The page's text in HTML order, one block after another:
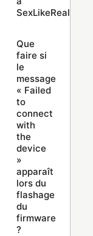
SexLikeReal
Que
faire si
le
message
« Failed
to
connect
with
the
device
»
apparaît
lors du
flashage
du
firmware
?